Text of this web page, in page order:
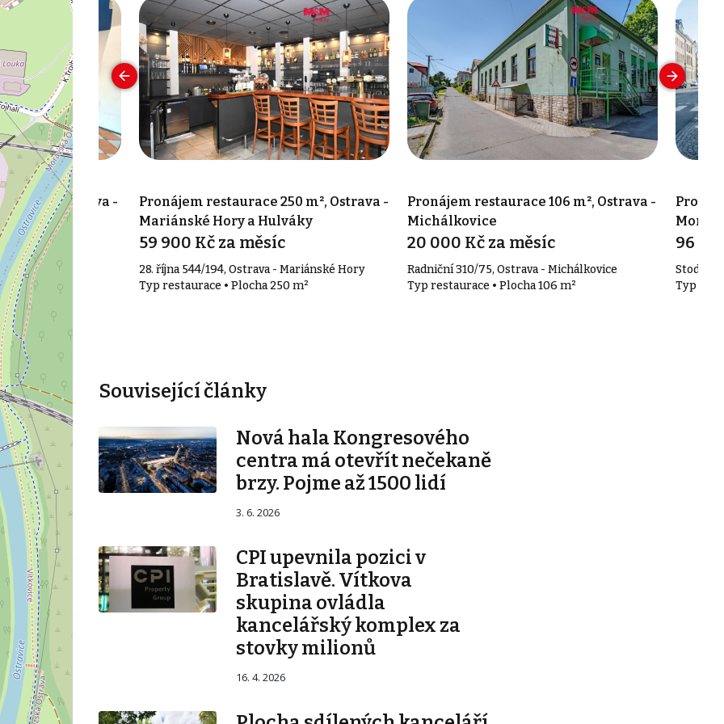
125 m², Ostrava -
Přívoz
- Moravská
m²
Pronájem restaurace 250 m², Ostrava -
Mariánské Hory a Hulváky
59 900 Kč za měsíc
28. října 544/194, Ostrava - Mariánské Hory
Typ restaurace • Plocha 250 m²
Pronájem restaurace 106 m², Ostrava -
Michálkovice
20 000 Kč za měsíc
Radniční 310/75, Ostrava - Michálkovice
Typ restaurace • Plocha 106 m²
96
Stodolní
Typ
Související články
Nová hala Kongresového
centra má otevřít nečekaně
brzy. Pojme až 1500 lidí
3. 6. 2026
CPI upevnila pozici v
Bratislavě. Vítkova
skupina ovládla
kancelářský komplex za
stovky milionů
16. 4. 2026